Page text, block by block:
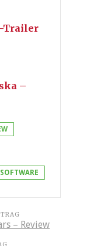
Trailer
–
– Review